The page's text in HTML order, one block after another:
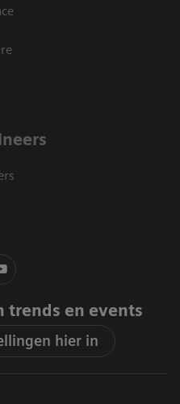
trends en events
hier in